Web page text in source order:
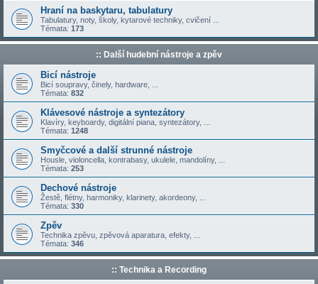
Hraní na baskytaru, tabulatury
Tabulatury, noty, školy, kytarové techniky, cvičení ...
Témata: 173
:: Další hudební nástroje a zpěv
Bicí nástroje
Bicí soupravy, činely, hardware, ...
Témata: 832
Klávesové nástroje a syntezátory
Klavíry, keyboardy, digitální piana, syntezátory, ...
Témata: 1248
Smyčcové a další strunné nástroje
Housle, violoncella, kontrabasy, ukulele, mandolíny, ...
Témata: 253
Dechové nástroje
Žestě, flétny, harmoniky, klarinety, akordeony, ...
Témata: 330
Zpěv
Technika zpěvu, zpěvová aparatura, efekty, ...
Témata: 346
:: Technika a Recording